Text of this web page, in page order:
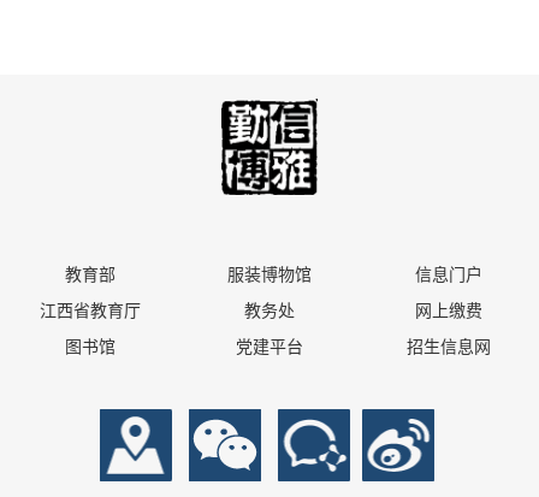
教育部
江西省教育厅
图书馆
服装博物馆
教务处
党建平台
信息门户
网上缴费
招生信息网